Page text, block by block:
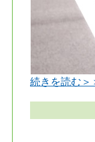
続きを読む＞